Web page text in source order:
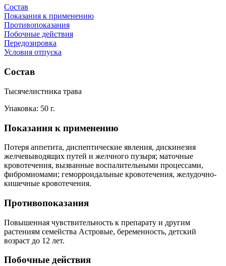
Состав
Показания к применению
Противопоказания
Побочные действия
Передозировка
Условия отпуска
Состав
Тысячелистника трава
Упаковка: 50 г.
Показания к применению
Потеря аппетита, диспептические явления, дискинезия
желчевыводящих путей и желчного пузыря; маточные
кровотечения, вызванные воспалительными процессами,
фибромиомами; геморроидальные кровотечения, желудочно-
кишечные кровотечения.
Противопоказания
Повышенная чувствительность к препарату и другим
растениям семейства Астровые, беременность, детский
возраст до 12 лет.
Побочные действия